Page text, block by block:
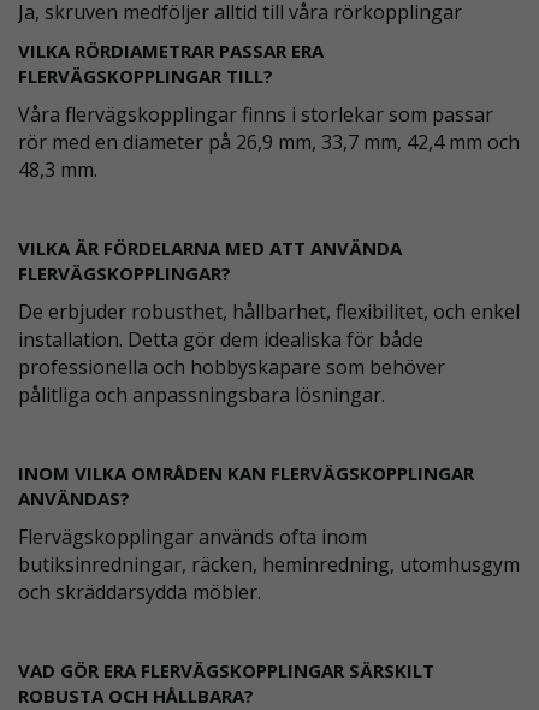
Ja, skruven medföljer alltid till våra rörkopplingar
VILKA RÖRDIAMETRAR PASSAR ERA
FLERVÄGSKOPPLINGAR TILL?
Våra flervägskopplingar finns i storlekar som passar
rör med en diameter på 26,9 mm, 33,7 mm, 42,4 mm och
48,3 mm.
VILKA ÄR FÖRDELARNA MED ATT ANVÄNDA
FLERVÄGSKOPPLINGAR?
De erbjuder robusthet, hållbarhet, flexibilitet, och enkel
installation. Detta gör dem idealiska för både
professionella och hobbyskapare som behöver
pålitliga och anpassningsbara lösningar.
INOM VILKA OMRÅDEN KAN FLERVÄGSKOPPLINGAR
ANVÄNDAS?
Flervägskopplingar används ofta inom
butiksinredningar, räcken, heminredning, utomhusgym
och skräddarsydda möbler.
VAD GÖR ERA FLERVÄGSKOPPLINGAR SÄRSKILT
ROBUSTA OCH HÅLLBARA?